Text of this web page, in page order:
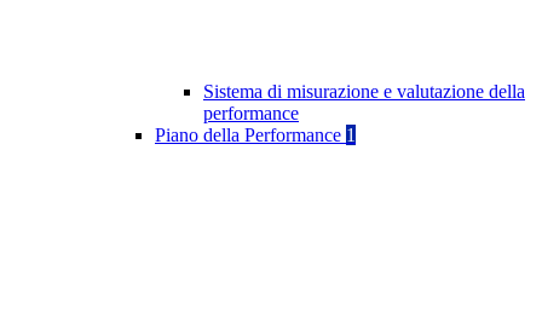
Sistema di misurazione e valutazione della
performance
Piano della Performance 1